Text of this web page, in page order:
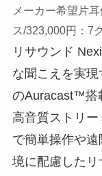
メーカー希望片
ス/323,000円：7
リサウンド
な聞こえを実
のAuracast™搭
高音質ストリ
で簡単操作や
境に配慮した